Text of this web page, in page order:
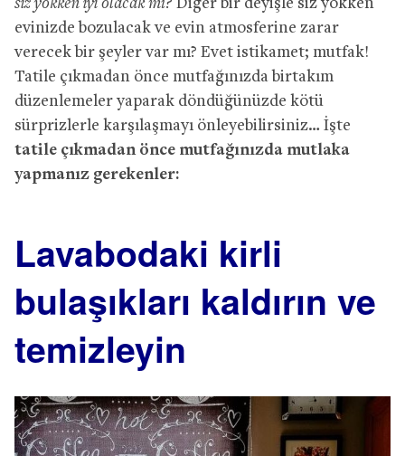
siz yokken iyi olacak mı? Diğer bir deyişle siz yokken
evinizde bozulacak ve evin atmosferine zarar
verecek bir şeyler var mı? Evet istikamet; mutfak!
Tatile çıkmadan önce mutfağınızda birtakım
düzenlemeler yaparak döndüğünüzde kötü
sürprizlerle karşılaşmayı önleyebilirsiniz… İşte
tatile çıkmadan önce mutfağınızda mutlaka
yapmanız gerekenler:
Lavabodaki kirli
bulaşıkları kaldırın ve
temizleyin